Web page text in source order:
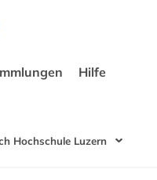
Hilfe
Hochschule Luzern